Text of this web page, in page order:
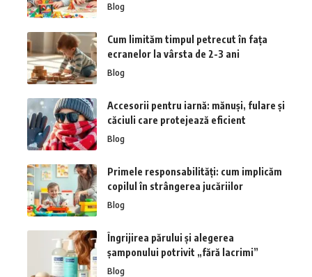
Blog
Cum limităm timpul petrecut în fața
ecranelor la vârsta de 2-3 ani
Blog
Accesorii pentru iarnă: mănuși, fulare și
căciuli care protejează eficient
Blog
Primele responsabilități: cum implicăm
copilul în strângerea jucăriilor
Blog
Îngrijirea părului și alegerea
șamponului potrivit „fără lacrimi”
Blog